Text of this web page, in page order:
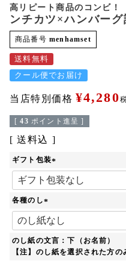
高リピート商品のコンビ！
ンチカツ×ハンバー
商品番号 menhamset
送料無料
クール便でお届け
当店特別価格 ¥4,280
[ 43 ポイント進呈 ]
送料込
ギフト包装
必
各種のし
(
必
須
)
のし紙の文言：下（お名前）
【注】のし紙を選択された方